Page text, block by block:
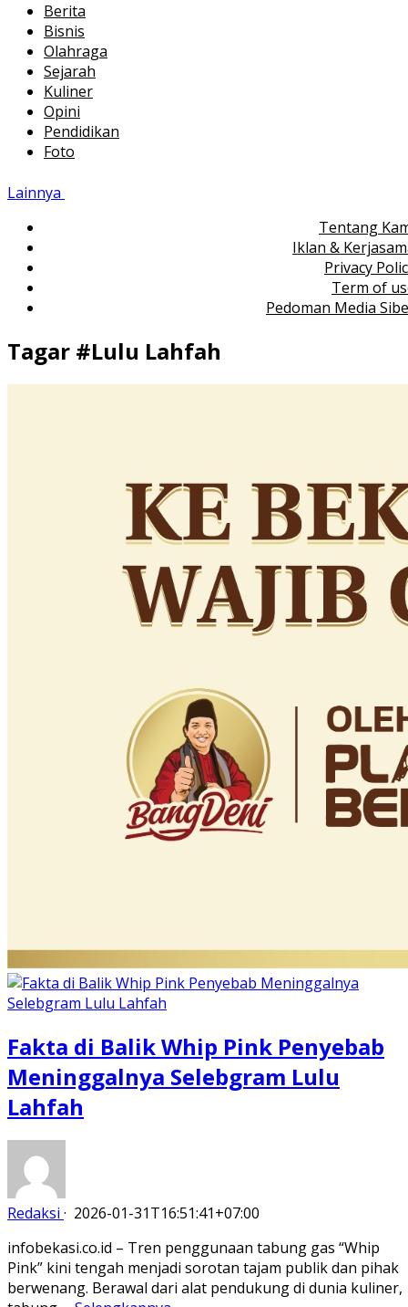
Berita
Bisnis
Olahraga
Sejarah
Kuliner
Opini
Pendidikan
Foto
Lainnya
Tentang
Iklan &
Privacy
Term of
Pedoman Media
Tagar #Lulu Lahfah
Fakta di Balik Whip Pink Penyebab
Meninggalnya Selebgram Lulu
Lahfah
Redaksi · 2026-01-31T16:51:41+07:00
infobekasi.co.id – Tren penggunaan tabung gas “Whip
Pink” kini tengah menjadi sorotan tajam publik dan pihak
berwenang. Berawal dari alat pendukung di dunia kuliner,